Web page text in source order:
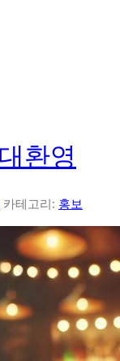
환영
카테고리: 홍보